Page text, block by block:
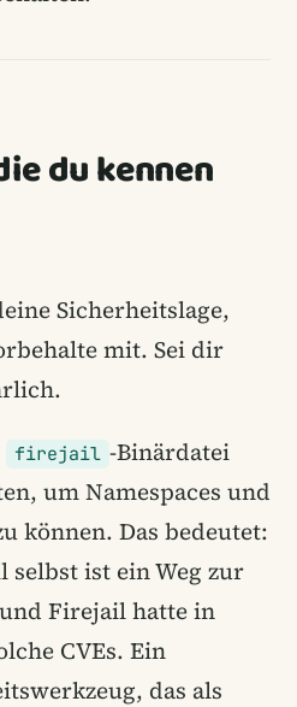
du kennen
Sicherheitslage,
mit. Sei dir
firejail -Binärdatei
um Namespaces und
können. Das bedeutet:
ist ein Weg zur
Firejail hatte in
CVEs. Ein
das als